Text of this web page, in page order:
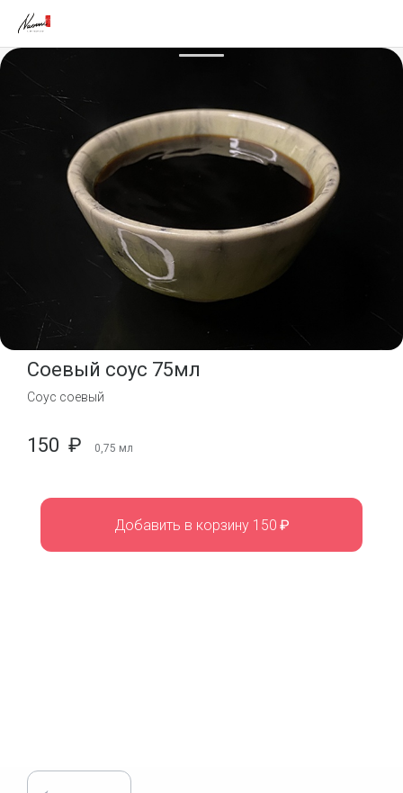
Соевый соус 75мл
Соус соевый
150 ₽ 0,75 мл
Добавить в корзину 150 ₽